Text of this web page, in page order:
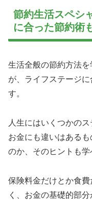
節約生活スペシ
に合った節約術
生活全般の節約方法
が、ライフステージ
す。
人生にはいくつかの
お金にも違いはある
のか、そのヒントも学
保険料金だけとか食
く、お金の基礎的部分